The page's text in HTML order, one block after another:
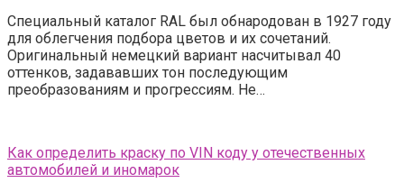
Специальный каталог RAL был обнародован в 1927 году
для облегчения подбора цветов и их сочетаний.
Оригинальный немецкий вариант насчитывал 40
оттенков, задававших тон последующим
преобразованиям и прогрессиям. Не…
Как определить краску по VIN коду у отечественных
автомобилей и иномарок